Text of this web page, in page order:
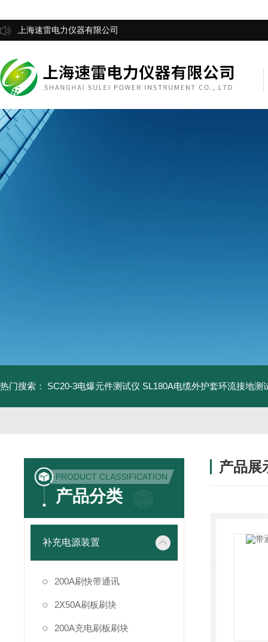
上海速雷电力仪器有限公司
热门搜索： SC20-3电爆元件测试仪 SL180A电缆外护套环流接地测
PRODUCT CLASSIFICATION
产品分类
补充电源装置
200A刷快带通讯
2X50A刷板刷块
200A充电刷板刷块
产品展